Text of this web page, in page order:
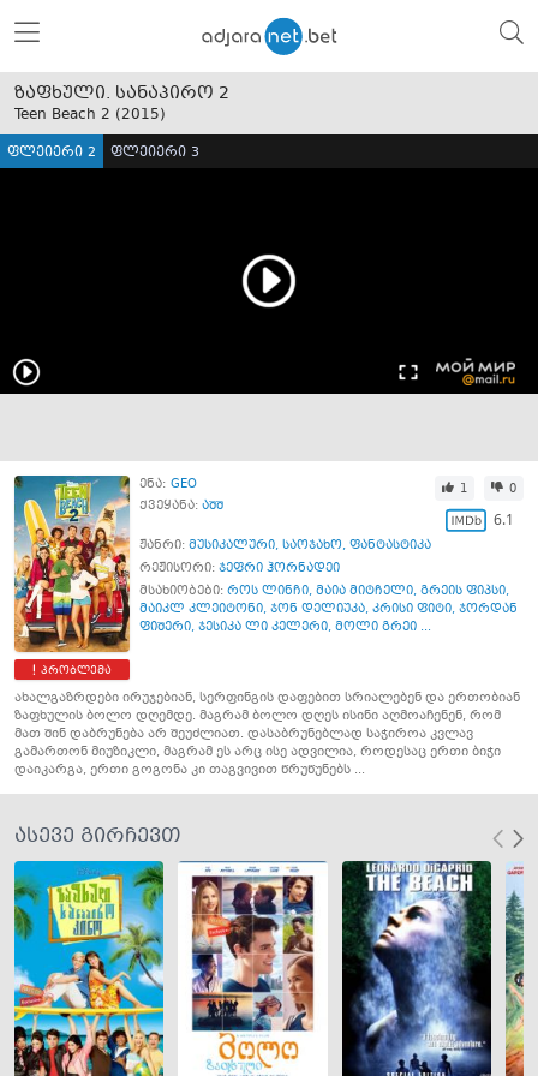
ზაფხული. სანაპირო 2
Teen Beach 2 (2015)
ფლეიერი 2 ფლეიერი 3
პრობლემა
ენა: GEO
ქვეყანა: აშშ
1 0
6.1
ჟანრი: მუსიკალური, საოჯახო, ფანტასტიკა
რეჟისორი: ჯეფრი ჰორნადეი
მსახიობები: როს ლინჩი, მაია მიტჩელი, გრეის ფიპსი,
მაიკლ კლეიტონი, ჯონ დელიუკა, კრისი ფიტი, ჯორდან
ფიშერი, ჯესიკა ლი კელერი, მოლი გრეი ...
ახალგაზრდები ირუჯებიან, სერფინგის დაფებით სრიალებენ და ერთობიან
ზაფხულის ბოლო დღემდე. მაგრამ ბოლო დღეს ისინი აღმოაჩენენ, რომ
მათ შინ დაბრუნება არ შეუძლიათ. დასაბრუნებლად საჭიროა კვლავ
გამართონ მიუზიკლი, მაგრამ ეს არც ისე ადვილია, როდესაც ერთი ბიჭი
დაიკარგა, ერთი გოგონა კი თაგვივით წრუწუნებს ...
ასევე გირჩევთ